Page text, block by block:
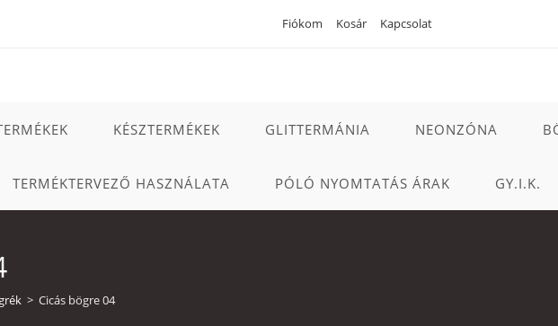
Fiókom Kosár Kapcsolat
KÉSZTERMÉKEK GLITTERMÁNIA NEONZÓNA
TERMÉKTERVEZŐ HASZNÁLATA PÓLÓ NYOMTATÁS ÁRAK GY.I.K.
> Cicás bögre 04